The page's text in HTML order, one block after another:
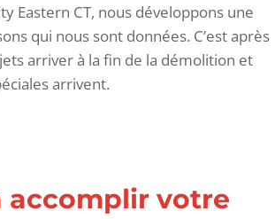
Eastern CT, nous développons une
qui nous sont données. C’est après
arriver à la fin de la démolition et
arrivent.
accomplir votre